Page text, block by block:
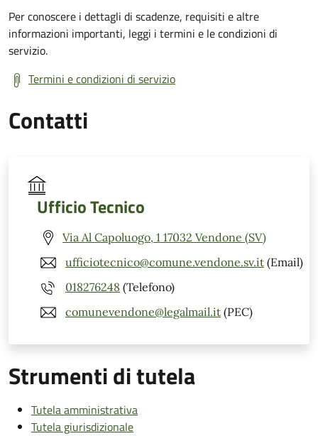
Per conoscere i dettagli di scadenze, requisiti e altre
informazioni importanti, leggi i termini e le condizioni di
servizio.
Termini e condizioni di servizio
Contatti
Ufficio Tecnico
Via Al Capoluogo, 1 17032 Vendone (SV)
ufficiotecnico@comune.vendone.sv.it (Email)
018276248 (Telefono)
comunevendone@legalmail.it (PEC)
Strumenti di tutela
Tutela amministrativa
Tutela giurisdizionale